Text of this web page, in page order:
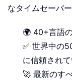
なタイムセーバ
🌍 40+言語
✅ 世界中の
に信頼され
🚀 最新のす